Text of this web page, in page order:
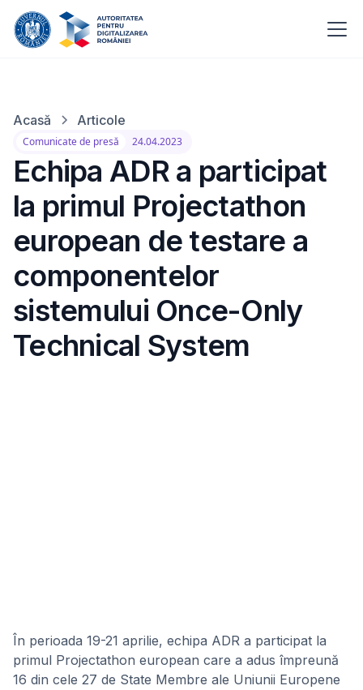
Acasă Articole
Comunicate de presă 24.04.2023
Echipa ADR a participat
la primul Projectathon
european de testare a
componentelor
sistemului Once-Only
Technical System
În perioada 19-21 aprilie, echipa ADR a participat la
primul Projectathon european care a adus împreună
16 din cele 27 de State Membre ale Uniunii Europene